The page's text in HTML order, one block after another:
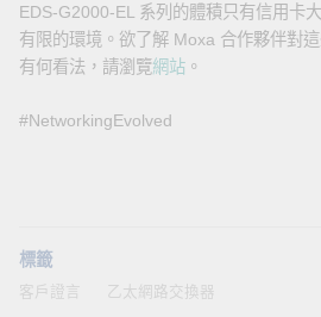
EDS-G2000-EL 系列的體積只有信用卡
有限的環境。欲了解 Moxa 合作夥伴對
有何看法，請瀏覽網站 。
#NetworkingEvolved
標籤
客戶證言 乙太網路交換器